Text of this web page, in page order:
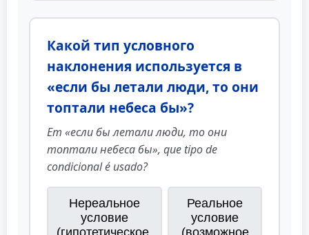
Какой тип условного
наклонения используется в
«если бы летали люди, то они
топтали небеса бы»?
Em «если бы летали люди, то они
топтали небеса бы», que tipo de
condicional é usado?
Нереальное
условие
Реальное
условие